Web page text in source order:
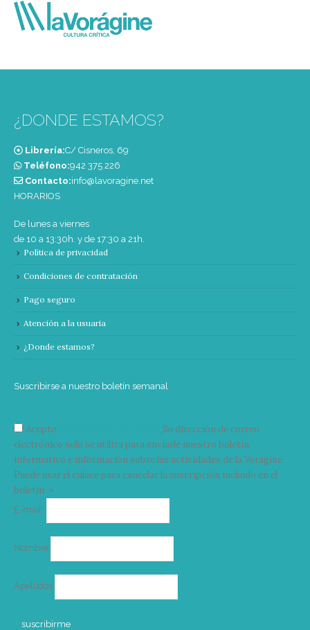
¿DONDE ESTAMOS?
Librería:C/ Cisneros, 69
Teléfono:‭942 375 226‬
Contacto:info@lavoragine.net
HORARIOS
De lunes a viernes
de 10 a 13:30h. y de 17:30 a 21h.
Política de privacidad
Condiciones de contratación
Pago seguro
Atención a la usuaria
¿Donde estamos?
Suscribirse a nuestro boletín semanal
Acepto
Su dirección de correo
electrónico solo se utiliza para enviarle nuestro boletín
informativo e información sobre las actividades de la Vorágine.
Puede usar el enlace para cancelar la suscripción incluido en el
boletín. >
E-mail*
Nombre
Apellidos